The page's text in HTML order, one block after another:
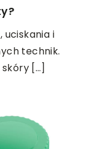
uciskania i
technik.
[…]